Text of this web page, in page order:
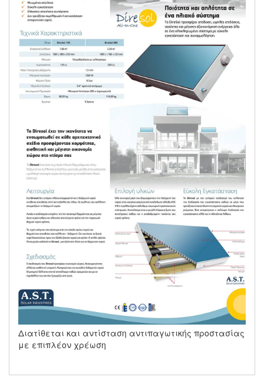
Διατίθεται και αντίσταση αντιπαγωτικής προστασίας
με επιπλέον χρέωση